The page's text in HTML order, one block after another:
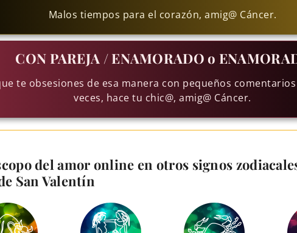
Malos tiempos para el corazón, amig@ Cáncer.
CON PAREJA / ENAMORADO o
te obsesiones de esa manera con pequeños
veces, hace tu chic@, amig@ Cáncer.
del amor online en otros signos
San Valentín